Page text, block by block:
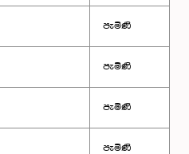
පැමිණි
පැමිණි
පැමිණි
පැමිණි